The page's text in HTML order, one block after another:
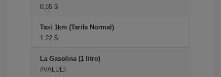
0,55 $
Taxi 1km (Tarifa Normal)
1,22 $
La Gasolina (1 litro)
#VALUE!